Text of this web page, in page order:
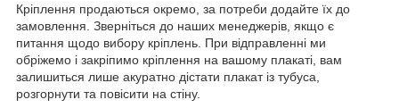
Кріплення продаються окремо, за потреби додайте їх до
замовлення. Зверніться до наших менеджерів, якщо є
питання щодо вибору кріплень. При відправленні ми
обріжемо і закріпимо кріплення на вашому плакаті, вам
залишиться лише акуратно дістати плакат із тубуса,
розгорнути та повісити на стіну.